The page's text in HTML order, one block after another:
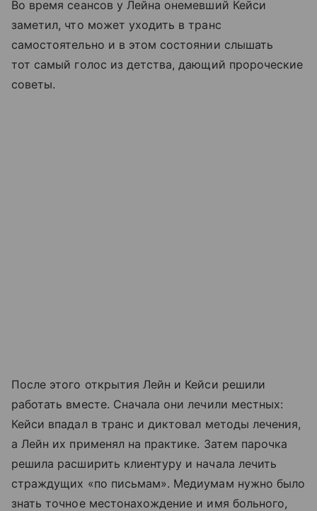
Во время сеансов у Лейна онемевший Кейси
заметил, что может уходить в транс
самостоятельно и в этом состоянии слышать
тот самый голос из детства, дающий пророческие
советы.
После этого открытия Лейн и Кейси решили
работать вместе. Сначала они лечили местных:
Кейси впадал в транс и диктовал методы лечения,
а Лейн их применял на практике. Затем парочка
решила расширить клиентуру и начала лечить
страждущих «по письмам». Медиумам нужно было
знать точное местонахождение и имя больного,